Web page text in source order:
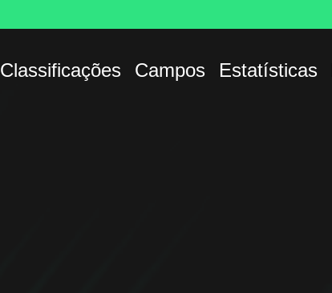
Classificações Campos Estatísticas